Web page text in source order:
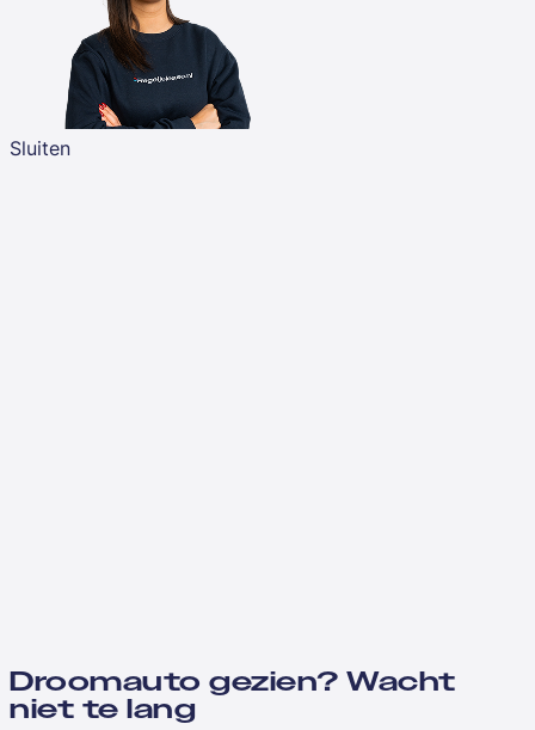
Sluiten
Droomauto gezien? Wacht
niet te lang